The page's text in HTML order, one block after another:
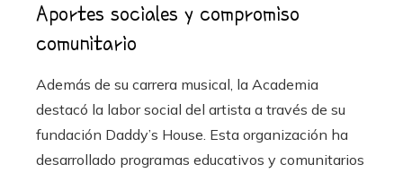
Aportes sociales y compromiso
comunitario
Además de su carrera musical, la Academia
destacó la labor social del artista a través de su
fundación Daddy’s House. Esta organización ha
desarrollado programas educativos y comunitarios